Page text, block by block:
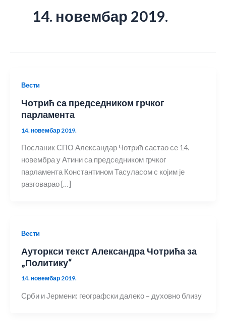
14. новембар 2019.
Вести
Чотрић са председником грчког
парламента
14. новембар 2019.
Посланик СПО Александар Чотрић састао се 14.
новембра у Атини са председником грчког
парламента Константином Тасуласом с којим је
разговарао […]
Вести
Ауторкси текст Александра Чотрића за
„Политику“
14. новембар 2019.
Срби и Јермени: географски далеко – духовно близу